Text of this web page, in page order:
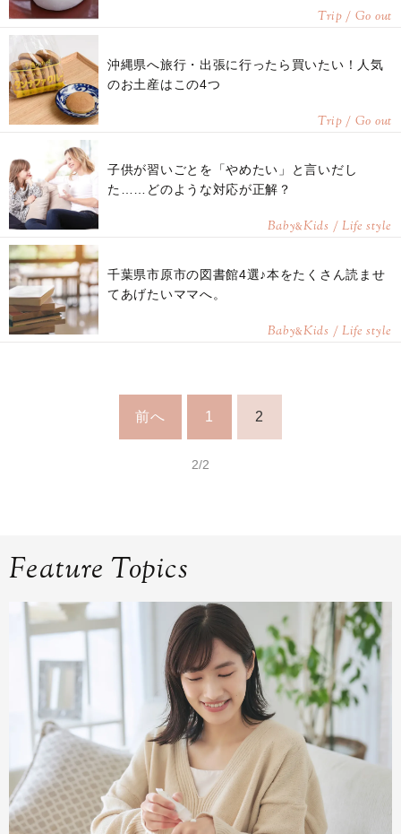
Trip / Go out
沖縄県へ旅行・出張に行ったら買いたい！人気
のお土産はこの4つ
Trip / Go out
子供が習いごとを「やめたい」と言いだし
た……どのような対応が正解？
Baby&Kids / Life style
千葉県市原市の図書館4選♪本をたくさん読ませ
てあげたいママへ。
Baby&Kids / Life style
前へ 1 2
2/2
Feature Topics